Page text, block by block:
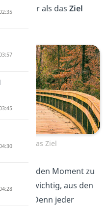
wertvoller als das Ziel
Weg ist das Ziel
jeden Moment zu
ist es wichtig, aus den
. Denn jeder